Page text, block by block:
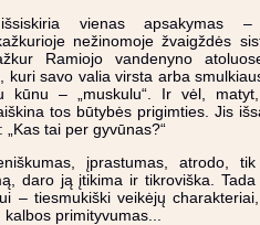
vienas apsakymas –
nežinomoje žvaigždės
Ramiojo vandenyno
kuri savo valia virsta arba
kūnu – „muskulu“. Ir vėl,
tos būtybės prigimties. Jis
tai per gyvūnas?“
įprastumas, atrodo,
daro ją įtikima ir tikroviška.
– tiesmukiški veikėjų
primityvumas...